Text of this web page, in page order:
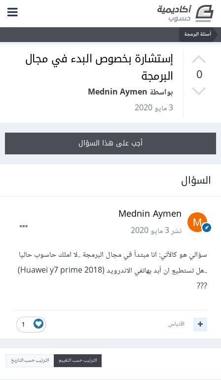
أسئلة البرمجة
0
إستشارة بخصوص البدء في مجال
البرمجة
بواسطة Mednin Aymen
3 مايو 2020
أجب على هذا السؤال
السؤال
Mednin Aymen
نشر3 مايو 2020
سؤالي هو كالآتي: انا مبتدأ في مجال البرمجة ..لا املك حاسوب حاليا
..هل تستطيع ان أبد بهاتفي الاندرويد (Huawei y7 prime 2018)
???
1 اقتباس
الترتيب حسب التقييم الترتيب حسب التاريخ